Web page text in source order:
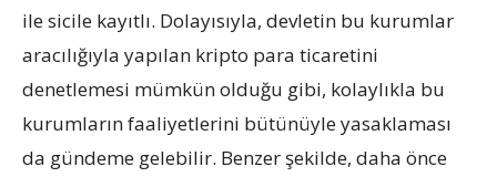
ile sicile kayıtlı. Dolayısıyla, devletin bu kurumlar
aracılığıyla yapılan kripto para ticaretini
denetlemesi mümkün olduğu gibi, kolaylıkla bu
kurumların faaliyetlerini bütünüyle yasaklaması
da gündeme gelebilir. Benzer şekilde, daha önce